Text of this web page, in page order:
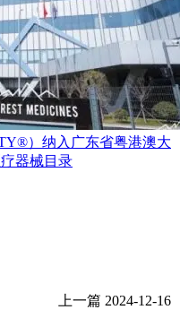
）纳入广东省粤港澳大
器械目录
上一篇 2024-12-16